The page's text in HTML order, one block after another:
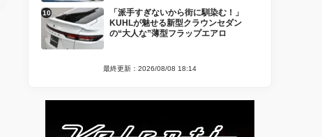
「派手すぎないから街に馴染む！」
KUHLが魅せる新型クラウンセダン
の“大人な”薄型フラップエアロ
最終更新：2026/08/08 18:14